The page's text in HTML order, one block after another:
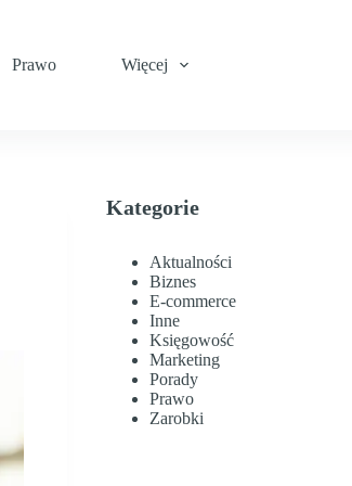
Prawo Więcej
Kategorie
Aktualności
Biznes
E-commerce
Inne
Księgowość
Marketing
Porady
Prawo
Zarobki